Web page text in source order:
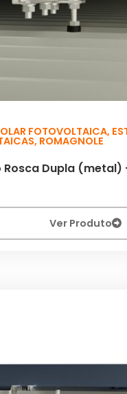
FOTOVOLTAICA,
, ROMAGNOLE
Rosca Dupla (metal)
Ver Produto